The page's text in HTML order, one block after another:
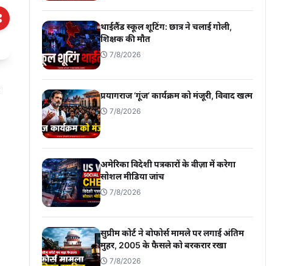
थाईलैंड स्कूल शूटिंग: छात्र ने चलाई गोली,
शिक्षक की मौत
7/8/2026
प्रयागराज ‘गूंज’ कार्यक्रम को मंजूरी, विवाद खत्म
7/8/2026
अमेरिका विदेशी पत्रकारों के वीज़ा में करेगा
सोशल मीडिया जांच
7/8/2026
सुप्रीम कोर्ट ने बोफोर्स मामले पर लगाई अंतिम
मुहर, 2005 के फैसले को बरकरार रखा
7/8/2026